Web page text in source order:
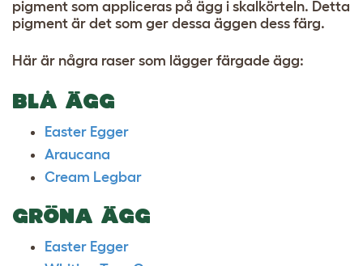
pigment som appliceras på ägg i skalkörteln. Detta
pigment är det som ger dessa äggen dess färg.
Här är några raser som lägger färgade ägg:
BLÅ ÄGG
Easter Egger
Araucana
Cream Legbar
GRÖNA ÄGG
Easter Egger